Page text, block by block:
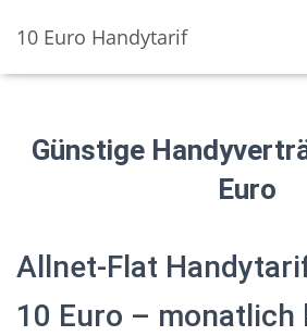
10 Euro Handytarif
Günstige
Euro
Allnet-Flat
10 Euro – monatlich